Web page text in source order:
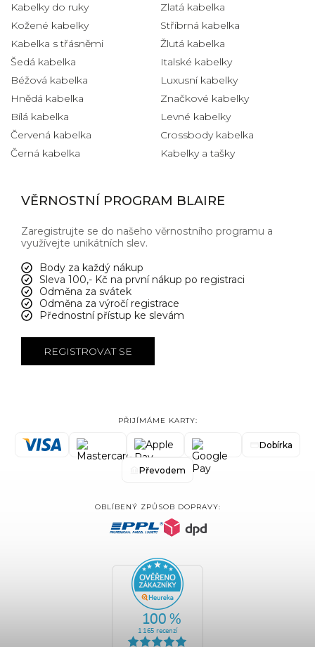
Kabelky do ruky
Kožené kabelky
Kabelka s třásněmi
Šedá kabelka
Béžová kabelka
Hnědá kabelka
Bílá kabelka
Červená kabelka
Černá kabelka
Zlatá kabelka
Stříbrná kabelka
Žlutá kabelka
Italské kabelky
Luxusní kabelky
Značkové kabelky
Levné kabelky
Crossbody kabelka
Kabelky a tašky
VĚRNOSTNÍ PROGRAM BLAIRE
Zaregistrujte se do našeho věrnostního programu a
využívejte unikátních slev.
Body za každý nákup
Sleva 100,- Kč na první nákup po registraci
Odměna za svátek
Odměna za výročí registrace
Přednostní přístup ke slevám
REGISTROVAT SE
PŘIJÍMÁME KARTY:
Dobírka
Převodem
OBLÍBENÝ ZPŮSOB DOPRAVY: